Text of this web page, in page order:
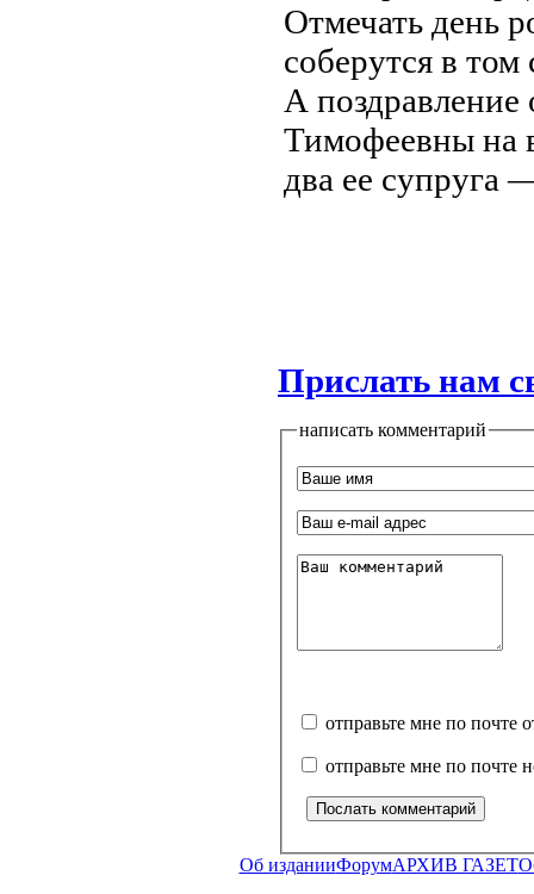
Отмечать день
соберутся в
А
Тимофеевны на
два ее супруга
Прислать нам
написать комментарий
отправьте мне по почте
отправьте мне по почте
Об изданииФорумАРХИВ ГАЗЕТ